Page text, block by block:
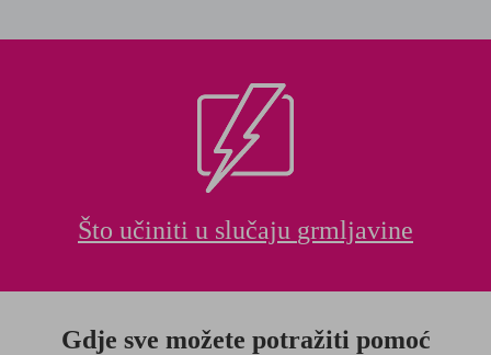
Što učiniti u slučaju grmljavine
Gdje sve možete potražiti pomoć